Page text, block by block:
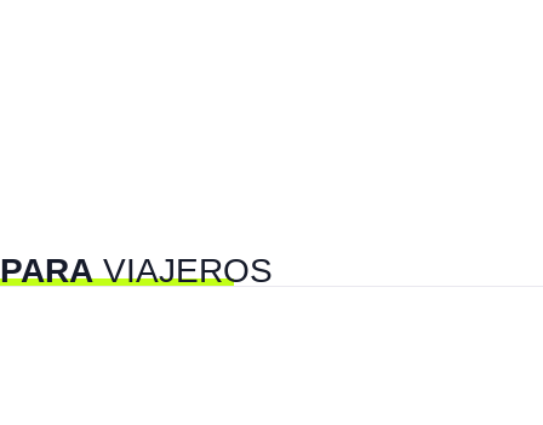
PARAVIAJEROS